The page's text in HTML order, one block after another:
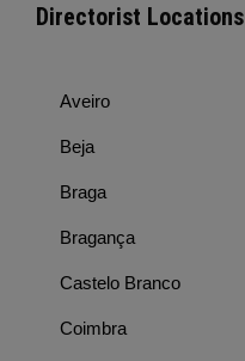
Directorist Locations
Aveiro
Beja
Braga
Bragança
Castelo Branco
Coimbra